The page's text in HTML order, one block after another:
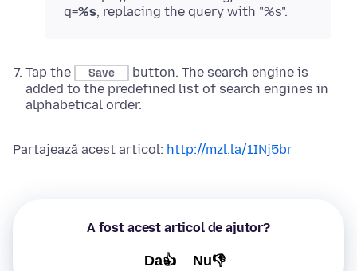
q=%s, replacing the query with "%s".
Tap the Save
button. The search engine is
added to the predefined list of search engines in
alphabetical order.
Partajează acest articol: http://mzl.la/1INj5br
A fost acest articol de ajutor?
Da👍 Nu👎